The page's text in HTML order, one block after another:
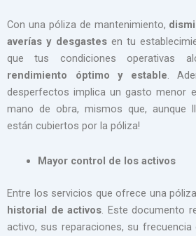
Con una póliza de mantenimiento,
averías y desgastesen tu
que tus condiciones operativas
rendimiento óptimo y estable.
desperfectos implica un gasto menor
mano de obra, mismos que, aunque
están cubiertos por la póliza!
Mayor control de los activos
Entre los servicios que ofrece una
historial de activos. Este documento
activo, sus reparaciones, su